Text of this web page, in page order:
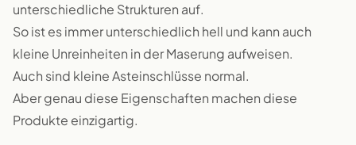
unterschiedliche Strukturen auf.
So ist es immer unterschiedlich hell und kann auch
kleine Unreinheiten in der Maserung aufweisen.
Auch sind kleine Asteinschlüsse normal.
Aber genau diese Eigenschaften machen diese
Produkte einzigartig.